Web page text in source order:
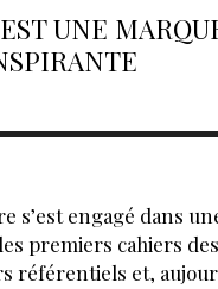
UNE
s’est engagé dans
premiers cahiers